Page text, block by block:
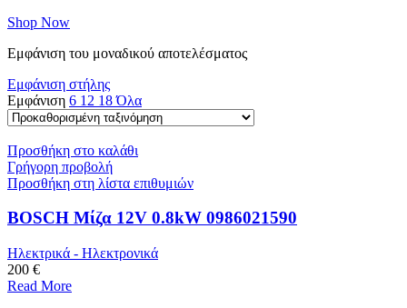
Shop Now
Εμφάνιση του μοναδικού αποτελέσματος
Εμφάνιση στήλης
Εμφάνιση 6 12 18Όλα
Προσθήκη στο καλάθι
Γρήγορη προβολή
Προσθήκη στη λίστα επιθυμιών
BOSCH Μίζα 12V 0.8kW 0986021590
Ηλεκτρικά - Ηλεκτρονικά
200 €
Read More